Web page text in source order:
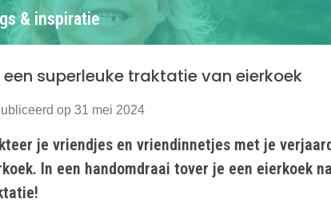
& inspiratie
een superleuke traktatie van eierkoek
op 31 mei 2024
je vriendjes en vriendinnetjes met je
In een handomdraai tover je een eierkoek